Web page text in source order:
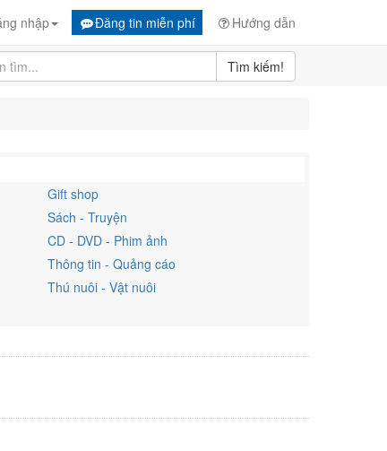
Đăng tin miễn phí Hướng dẫn
nhập
Tìm kiếm!
Gift shop
Sách - Truyện
CD - DVD - Phim ảnh
Thông tin - Quảng cáo
Thú nuôi - Vật nuôi